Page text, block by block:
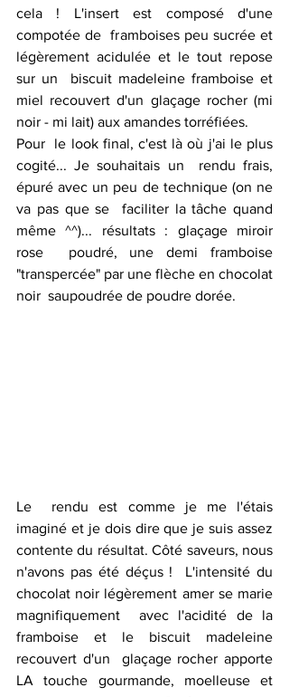
cela ! L'insert est composé d'une
compotée de  framboises peu sucrée et
légèrement acidulée et le tout repose
sur un  biscuit madeleine framboise et
miel recouvert d'un glaçage rocher (mi
noir - mi lait) aux amandes torréfiées.
Pour  le look final, c'est là où j'ai le plus
cogité... Je souhaitais un  rendu frais,
épuré avec un peu de technique (on ne
va pas que se  faciliter la tâche quand
même ^^)... résultats : glaçage miroir
rose  poudré, une demi framboise
"transpercée" par une flèche en chocolat
noir  saupoudrée de poudre dorée.
Le  rendu est comme je me l'étais
imaginé et je dois dire que je suis assez
contente du résultat. Côté saveurs, nous
n'avons pas été déçus !  L'intensité du
chocolat noir légèrement amer se marie
magnifiquement  avec l'acidité de la
framboise et le biscuit madeleine
recouvert d'un  glaçage rocher apporte
LA touche gourmande, moelleuse et